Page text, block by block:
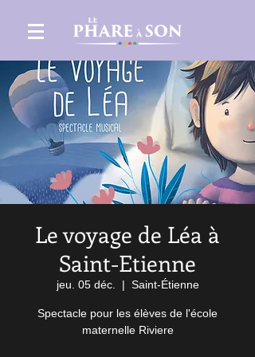
Le voyage de Léa à
Saint-Etienne
jeu. 05 déc.
  |
Saint-Étienne
Spectacle pour les élèves de l'école
maternelle Riviere